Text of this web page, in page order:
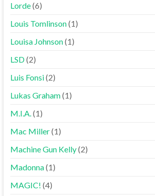
Lorde(6)
Louis Tomlinson(1)
Louisa Johnson(1)
LSD(2)
Luis Fonsi(2)
Lukas Graham(1)
M.I.A.(1)
Mac Miller(1)
Machine Gun Kelly(2)
Madonna(1)
MAGIC! (4)